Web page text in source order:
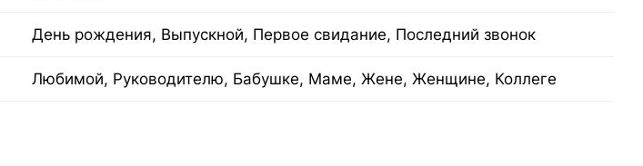
День рождения, Выпускной, Первое свидание, Последний звонок
Любимой, Руководителю, Бабушке, Маме, Жене, Женщине, Коллеге